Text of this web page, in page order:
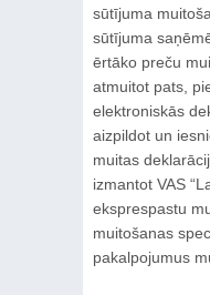
sūtījuma
sūtījuma
ērtāko preču
atmuitot pats,
elektroniskās
aizpildot un
muitas
izmantot VAS
eksprespastu
muitošanas
pakalpojumus